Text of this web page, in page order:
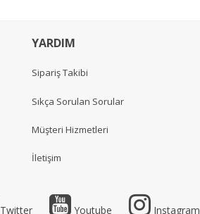
YARDIM
Sipariş Takibi
Sıkça Sorulan Sorular
Müşteri Hizmetleri
İletişim
Twitter Youtube Instagram